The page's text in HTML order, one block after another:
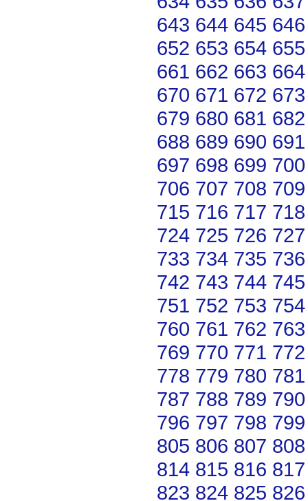
643 644 645 646
652 653 654 655
661 662 663 664
670 671 672 673
679 680 681 682
688 689 690 691
697 698 699 700
706 707 708 709
715 716 717 718
724 725 726 727
733 734 735 736
742 743 744 745
751 752 753 754
760 761 762 763
769 770 771 772
778 779 780 781
787 788 789 790
796 797 798 799
805 806 807 808
814 815 816 817
823 824 825 826